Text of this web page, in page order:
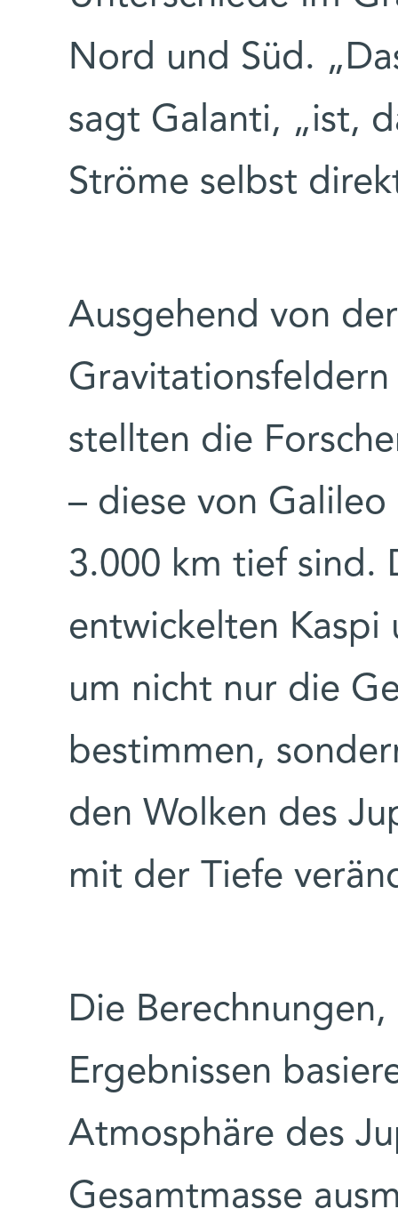
Nord und Süd.
sagt Galanti, „ist,
Ströme selbst
Ausgehend von
stellten die
– diese von
3.000 km tief sind.
entwickelten
um nicht nur die
bestimmen,
den Wolken des
mit der Tiefe
Die
Ergebnissen
Atmosphäre des
Gesamtmasse